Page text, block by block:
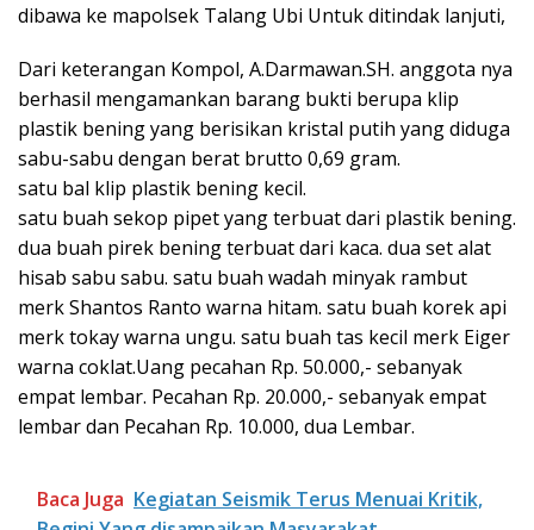
dibawa ke mapolsek Talang Ubi Untuk ditindak lanjuti,
Dari keterangan Kompol, A.Darmawan.SH. anggota nya
berhasil mengamankan barang bukti berupa klip
plastik bening yang berisikan kristal putih yang diduga
sabu-sabu dengan berat brutto 0,69 gram.
satu bal klip plastik bening kecil.
satu buah sekop pipet yang terbuat dari plastik bening.
dua buah pirek bening terbuat dari kaca. dua set alat
hisab sabu sabu. satu buah wadah minyak rambut
merk Shantos Ranto warna hitam. satu buah korek api
merk tokay warna ungu. satu buah tas kecil merk Eiger
warna coklat.Uang pecahan Rp. 50.000,- sebanyak
empat lembar. Pecahan Rp. 20.000,- sebanyak empat
lembar dan Pecahan Rp. 10.000, dua Lembar.
Baca Juga Kegiatan Seismik Terus Menuai Kritik,